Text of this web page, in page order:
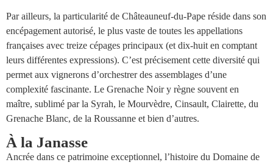
Par ailleurs, la particularité de Châteauneuf-du-Pape réside dans son
encépagement autorisé, le plus vaste de toutes les appellations
françaises avec treize cépages principaux (et dix-huit en comptant
leurs différentes expressions). C’est précisement cette diversité qui
permet aux vignerons d’orchestrer des assemblages d’une
complexité fascinante. Le Grenache Noir y règne souvent en
maître, sublimé par la Syrah, le Mourvèdre, Cinsault, Clairette, du
Grenache Blanc, de la Roussanne et bien d’autres.
À la Janasse
Ancrée dans ce patrimoine exceptionnel, l’histoire du Domaine de